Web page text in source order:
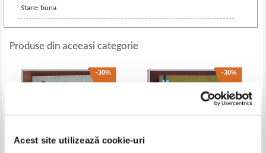
Acest site utilizează cookie-uri
Stare: buna
Produse din aceeasi categorie
-30% -30%